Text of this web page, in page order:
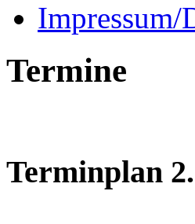
Impressum/
Termine
Terminplan